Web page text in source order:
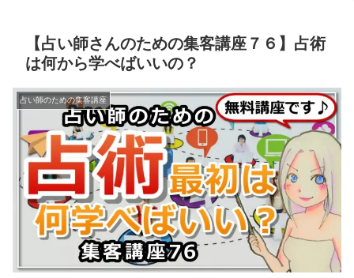
【占い師さんのための集客講座７６】占術
は何から学べばいいの？
占い師のための集客講座